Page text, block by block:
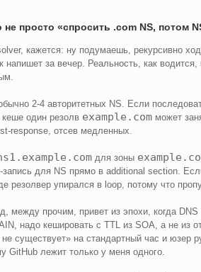
просто «спросить .com NS, потом
кажется: ну подумаешь, рекурсивно
за вечер. Реальность, как водится,
2-4 авторитетных NS. Если
один резолв example.comможет
response, отсев медленных.
для зоны
для NS прямо в additional section.
резолвер упирался в loop, потому что
между прочим, привет из эпохи, когда
надо кешировать с TTL из SOA, а не из
существует» на стандартный час и юзер
лежит только у меня одного.